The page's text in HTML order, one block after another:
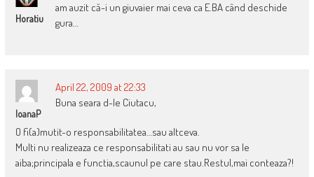
Horatiu
am auzit că-i un giuvaier mai ceva ca E.BA când deschide
gura…
IoanaP
April 22, 2009 at 22:33
Buna seara d-le Ciutacu,
O fi(a)mutit-o responsabilitatea…sau altceva.
Multi nu realizeaza ce responsabilitati au sau nu vor sa le
aiba;principala e functia,scaunul pe care stau.Restul,mai conteaza?!